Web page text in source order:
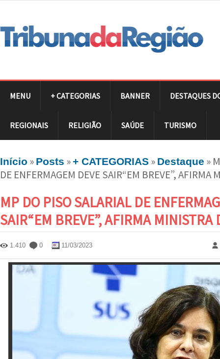
MENU + CATEGORIAS BANNER DESTAQUES
REGIONAIS RELIGIÃO SAÚDE TURISMO
Início » Posts »+ CATEGORIAS » Destaque »
DE ENFERMAGEM DEVE SAIR“EM BREVE”, AFIRMA
MP DO PISO SALARIAL DE
SAIR“EM BREVE”, AFIRMA MINISTRA
1.410 0 11/03/2023